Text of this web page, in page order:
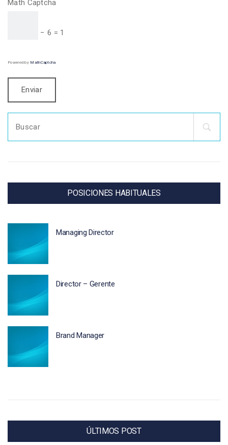
Math Captcha
− 6 = 1
Powered by MathCaptcha
for:
POSICIONES HABITUALES
Managing Director
Director – Gerente
Brand Manager
ÚLTIMOS POST